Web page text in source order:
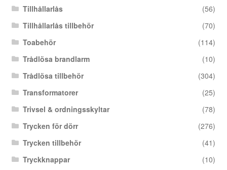
Tillhållarlås
(56)
Tillhållarlås tillbehör
(70)
Toabehör
(114)
Trådlösa brandlarm
(10)
Trådlösa tillbehör
(304)
Transformatorer
(25)
Trivsel & ordningsskyltar
(78)
Trycken för dörr
(276)
Trycken tillbehör
(41)
Tryckknappar
(10)